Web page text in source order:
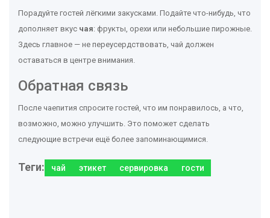
Порадуйте гостей лёгкими закусками. Подайте что-нибудь, что
дополняет вкус чая: фрукты, орехи или небольшие пирожные.
Здесь главное — не переусердствовать, чай должен
оставаться в центре внимания.
Обратная связь
После чаепития спросите гостей, что им понравилось, а что,
возможно, можно улучшить. Это поможет сделать
следующие встречи ещё более запоминающимися.
Теги: чай этикет сервировка гости